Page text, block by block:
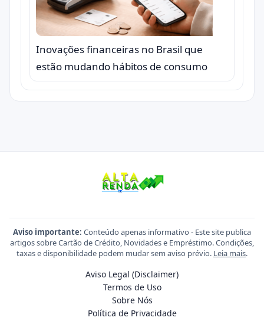
Inovações financeiras no Brasil que
estão mudando hábitos de consumo
Aviso importante: Conteúdo apenas informativo - Este site publica
artigos sobre Cartão de Crédito, Novidades e Empréstimo. Condições,
taxas e disponibilidade podem mudar sem aviso prévio. Leia mais.
Aviso Legal (Disclaimer)
Termos de Uso
Sobre Nós
Política de Privacidade